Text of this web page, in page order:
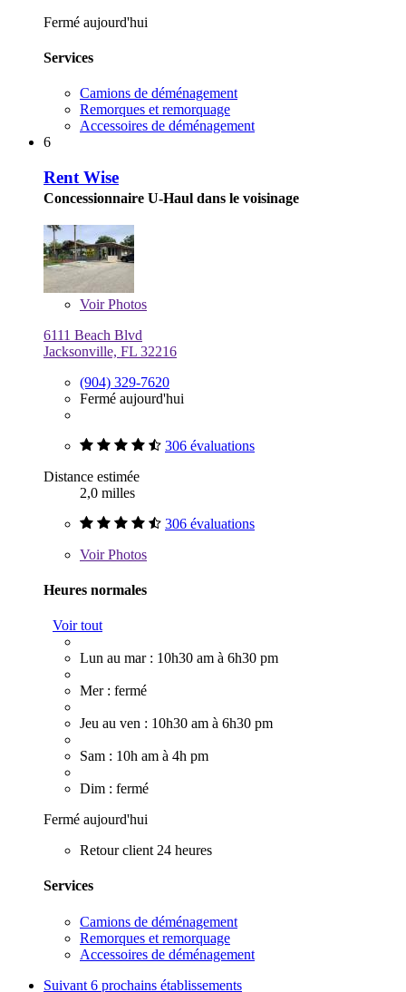
Fermé aujourd'hui
Services
Camions de déménagement
Remorques et remorquage
Accessoires de déménagement
6
Rent Wise
Concessionnaire U-Haul dans le voisinage
VoirPhotos
6111 Beach Blvd
Jacksonville, FL 32216
(904) 329-7620
Fermé aujourd'hui
306 évaluations
Distance estimée
2,0 milles
306 évaluations
VoirPhotos
Heures normales
Voir tout
Lun au mar : 10h30 am à 6h30 pm
Mer : fermé
Jeu au ven : 10h30 am à 6h30 pm
Sam : 10h am à 4h pm
Dim : fermé
Fermé aujourd'hui
Retour client 24 heures
Services
Camions de déménagement
Remorques et remorquage
Accessoires de déménagement
Suivant 6 prochains établissements